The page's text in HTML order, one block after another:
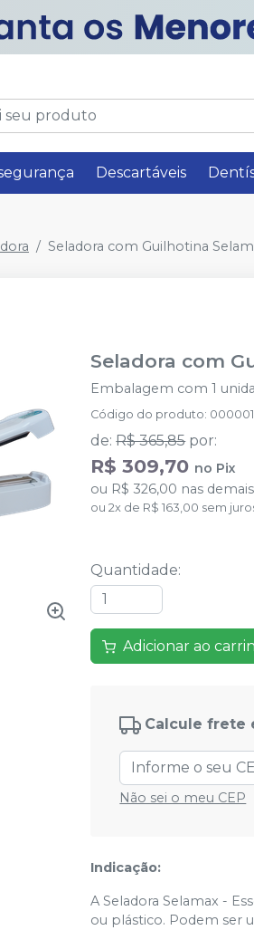
Descartáveis
Seladora com Guilhotina
Seladora com
Embalagem com 1
Código do produto:
de: R$ 365,85 por:
R$ 309,70 no Pix
ou R$ 326,00 nas
ou 2x de R$ 163,00 sem
Quantidade:
Adicionar ao
Calcule frete
Não sei o meu CEP
Indicação:
A Seladora Selamax -
ou plástico. Podem ser